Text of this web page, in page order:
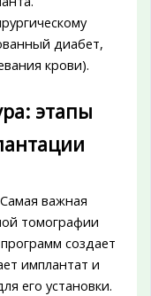
диабет,
крови).
этапы
важная
томографии
создает
имплантат и
его установки.